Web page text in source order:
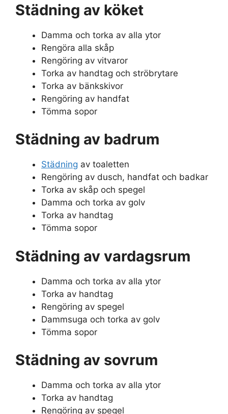
Städning av köket
Damma och torka av alla ytor
Rengöra alla skåp
Rengöring av vitvaror
Torka av handtag och ströbrytare
Torka av bänkskivor
Rengöring av handfat
Tömma sopor
Städning av badrum
Städning av toaletten
Rengöring av dusch, handfat och badkar
Torka av skåp och spegel
Damma och torka av golv
Torka av handtag
Tömma sopor
Städning av vardagsrum
Damma och torka av alla ytor
Torka av handtag
Rengöring av spegel
Dammsuga och torka av golv
Tömma sopor
Städning av sovrum
Damma och torka av alla ytor
Torka av handtag
Rengöring av spegel